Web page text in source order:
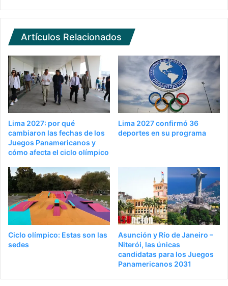
Artículos Relacionados
Lima 2027: por qué
cambiaron las fechas de los
Juegos Panamericanos y
cómo afecta el ciclo olímpico
Lima 2027 confirmó 36
deportes en su programa
Ciclo olímpico: Estas son las
sedes
Asunción y Río de Janeiro –
Niterói, las únicas
candidatas para los Juegos
Panamericanos 2031